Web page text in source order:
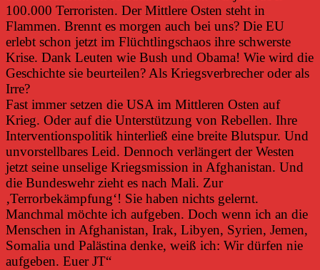
100.000 Terroristen. Der Mittlere Osten steht in
Flammen. Brennt es morgen auch bei uns? Die EU
erlebt schon jetzt im Flüchtlingschaos ihre schwerste
Krise. Dank Leuten wie Bush und Obama! Wie wird die
Geschichte sie beurteilen? Als Kriegsverbrecher oder als
Irre?
Fast immer setzen die USA im Mittleren Osten auf
Krieg. Oder auf die Unterstützung von Rebellen. Ihre
Interventionspolitik hinterließ eine breite Blutspur. Und
unvorstellbares Leid. Dennoch verlängert der Westen
jetzt seine unselige Kriegsmission in Afghanistan. Und
die Bundeswehr zieht es nach Mali. Zur
‚Terrorbekämpfung‘! Sie haben nichts gelernt.
Manchmal möchte ich aufgeben. Doch wenn ich an die
Menschen in Afghanistan, Irak, Libyen, Syrien, Jemen,
Somalia und Palästina denke, weiß ich: Wir dürfen nie
aufgeben. Euer JT“